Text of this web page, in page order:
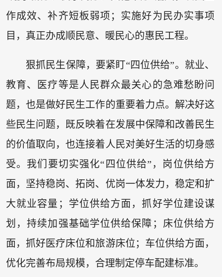
作成效、补齐短板弱项；实施好为民办实事项
目，真正办成顺民意、暖民心的惠民工程。
狠抓民生保障，要紧盯“四位供给”。就业、
教育、医疗等是人民群众最关心的急难愁盼问
题，也是做好民生工作的重要着力点。解决好这
些民生问题，既反映着在发展中保障和改善民生
的价值取向，也连接着人民对美好生活的切身感
受。我们要切实强化“四位供给”，岗位供给方
面，坚持稳岗、拓岗、优岗一体发力，稳定和扩
大就业容量；学位供给方面，抓好学位建设谋
划，持续加强基础学位供给保障；床位供给方
面，抓好医疗床位和旅游床位；车位供给方面，
优化完善布局规模，合理制定停车配建标准。